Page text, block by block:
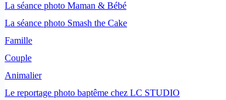
La séance photo Maman & Bébé
La séance photo Smash the Cake
Famille
Couple
Animalier
Le reportage photo baptême chez LC STUDIO